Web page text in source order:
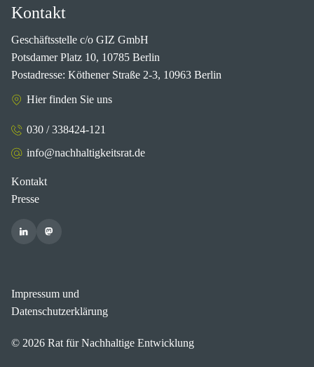
Kontakt
Geschäftsstelle c/o GIZ GmbH
Potsdamer Platz 10, 10785 Berlin
Postadresse: Köthener Straße 2-3, 10963 Berlin
Hier finden Sie uns
030 / 338424-121
info@nachhaltigkeitsrat.de
Kontakt
Presse
Impressum und
Datenschutzerklärung
© 2026 Rat für Nachhaltige Entwicklung